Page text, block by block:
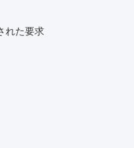
れた要求